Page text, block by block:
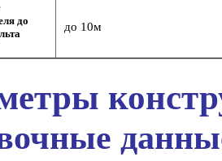
до
до 10м